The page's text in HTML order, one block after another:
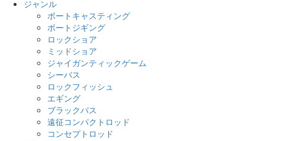
ジャンル
ボートキャスティング
ボートジギング
ロックショア
ミッドショア
ジャイガンティックゲーム
シーバス
ロックフィッシュ
エギング
ブラックバス
遠征コンパクトロッド
コンセプトロッド